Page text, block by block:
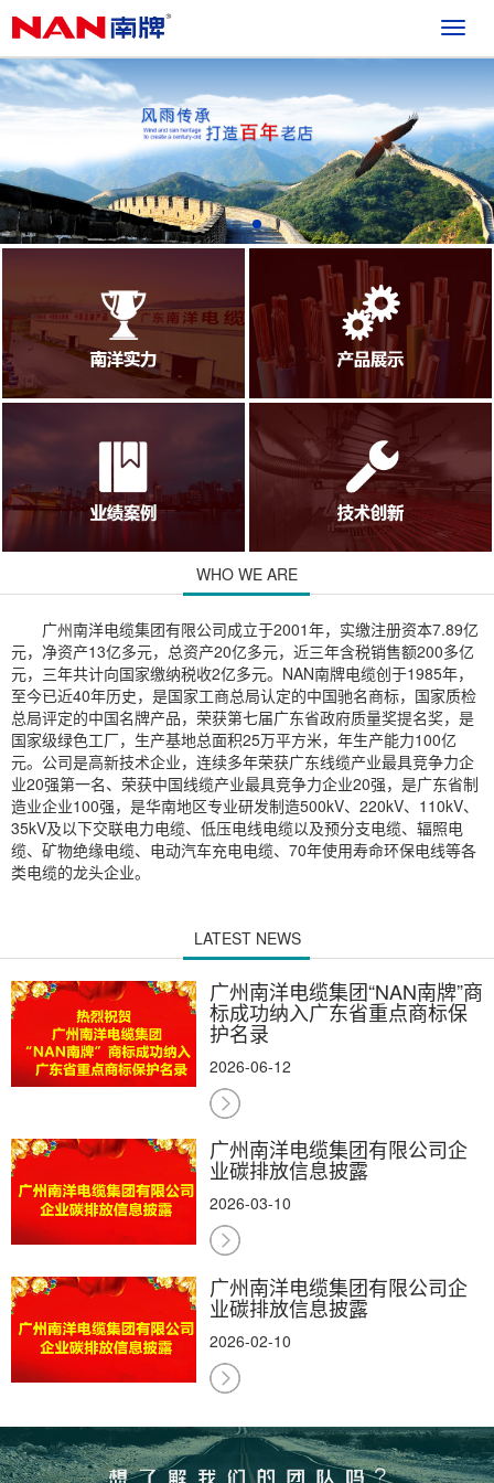
WHO WE ARE
广州南洋电缆集团有限公司成立于2001年，实缴注册资本7.89亿
元，净资产13亿多元，总资产20亿多元，近三年含税销售额200多亿
元，三年共计向国家缴纳税收2亿多元。NAN南牌电缆创于1985年，
至今已近40年历史，是国家工商总局认定的中国驰名商标，国家质检
总局评定的中国名牌产品，荣获第七届广东省政府质量奖提名奖，是
国家级绿色工厂，生产基地总面积25万平方米，年生产能力100亿
元。公司是高新技术企业，连续多年荣获广东线缆产业最具竞争力企
业20强第一名、荣获中国线缆产业最具竞争力企业20强，是广东省制
造业企业100强，是华南地区专业研发制造500kV、220kV、110kV、
35kV及以下交联电力电缆、低压电线电缆以及预分支电缆、辐照电
缆、矿物绝缘电缆、电动汽车充电电缆、70年使用寿命环保电线等各
类电缆的龙头企业。
LATEST NEWS
广州南洋电缆集团“NAN南牌”商
标成功纳入广东省重点商标保
护名录
2026-06-12
广州南洋电缆集团有限公司企
业碳排放信息披露
2026-03-10
广州南洋电缆集团有限公司企
业碳排放信息披露
2026-02-10